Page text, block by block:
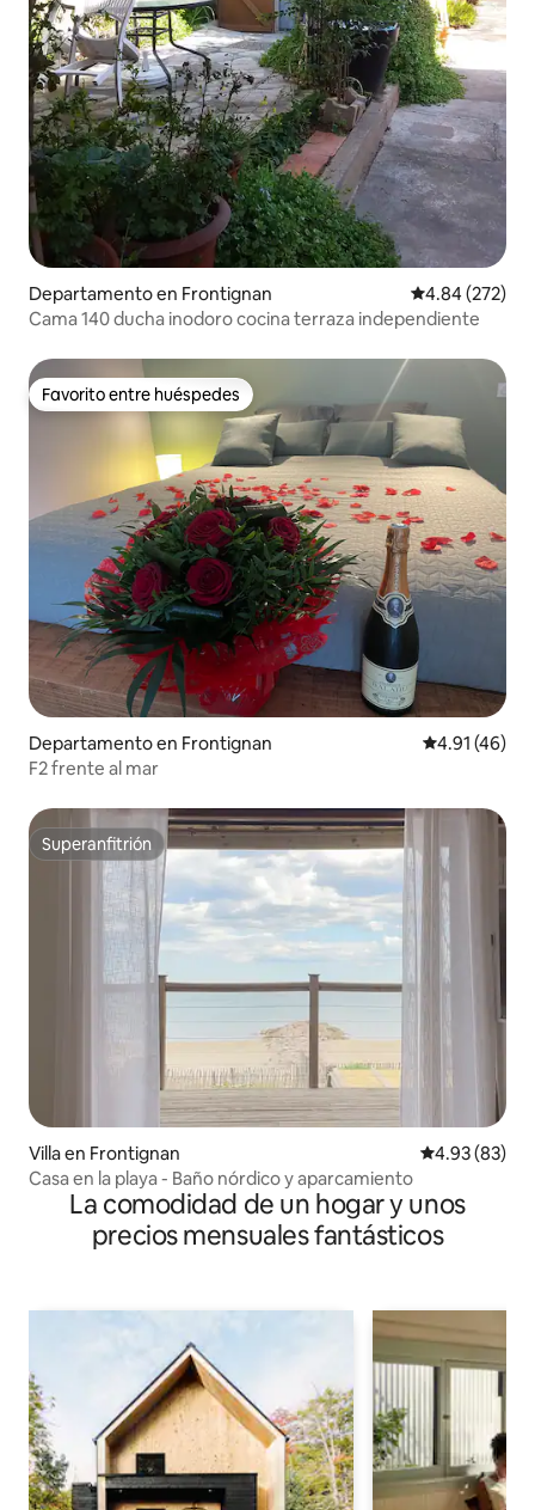
Departamento en Frontignan Calificación
4.84 (272)
Cama 140 ducha inodoro cocina terraza independiente
Favorito entre huéspedes
Favorito entre huéspedes
Departamento en Frontignan Calificación
4.91 (46)
F2 frente al mar
Superanfitrión
Superanfitrión
Villa en Frontignan Calificación
4.93 (83)
Casa en la playa - Baño nórdico y aparcamiento
La comodidad de un hogar y unos
precios mensuales fantásticos